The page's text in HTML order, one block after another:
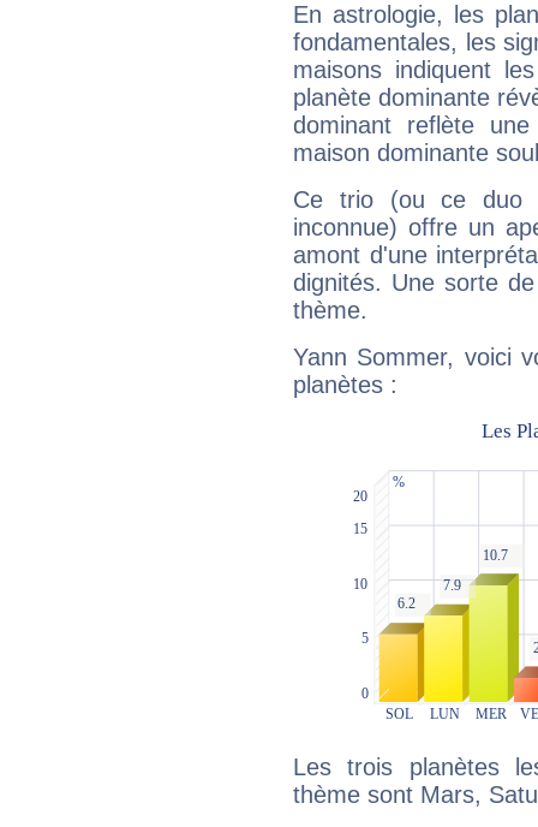
En astrologie, les
fondamentales, les
maisons indiquent
planète dominante
dominant reflète
maison dominante
Ce trio (ou ce duo
inconnue) offre un
amont d'une
dignités. Une sorte
thème.
Yann Sommer, voici
planètes :
Les trois planètes
thème sont Mars,